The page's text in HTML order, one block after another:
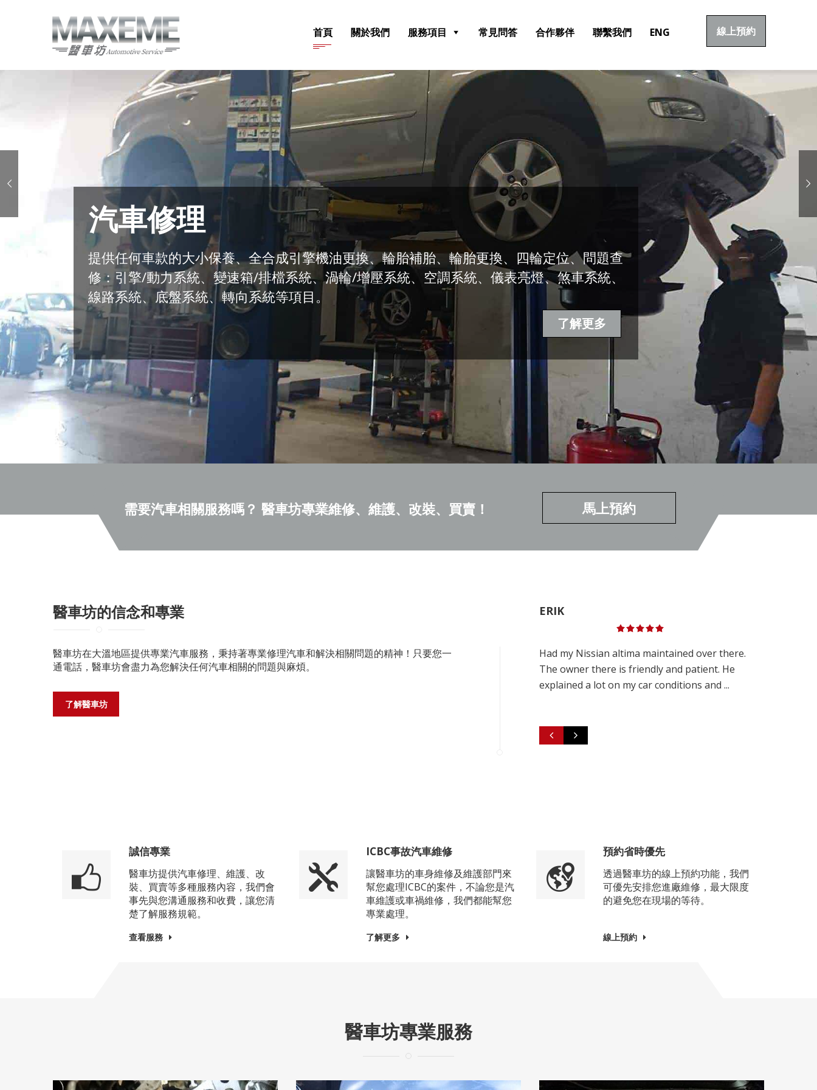
首頁 關於我們 服務項目 常見問答 合作夥伴 聯繫我們 線上預約
ENG
了解更多
提供任何車款的大小保養、全合成引擎機油更換、輪胎補胎、輪胎更換、四輪定位、問題查
修：引擎∕動力系統、變速箱∕排檔系統、渦輪∕增壓系統、空調系統、儀表亮燈、煞車系統、
線路系統、底盤系統、轉向系統等項目。
汽車修理
需要汽車相關服務嗎？ 醫車坊專業維修、維護、改裝、買賣！ 馬上預約
醫車坊的信念和專業
醫車坊在大溫地區提供專業汽車服務，秉持著專業修理汽車和解決相關問題的精神！只要您一
通電話，醫車坊會盡力為您解決任何汽車相關的問題與麻煩。
了解醫車坊
BRIANY
I have so many friends who highly recommend
this place to me. Since my car got broken-in, I
took my car to get that fixed. Very gr ...
誠信專業
醫車坊提供汽車修理、維護、改
裝、買賣等多種服務內容，我們會
事先與您溝通服務和收費，讓您清
楚了解服務規範。
查看服務
ICBC事故汽車維修
讓醫車坊的車身維修及維護部門來
幫您處理ICBC的案件，不論您是汽
車維護或車禍維修，我們都能幫您
專業處理。
了解更多
預約省時優先
透過醫車坊的線上預約功能，我們
可優先安排您進廠維修，最大限度
的避免您在現場的等待。
線上預約
醫車坊專業服務